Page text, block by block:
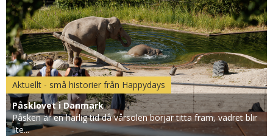
Aktuellt - små historier från Happydays
Påsklovet i Danmark
Påsken är en härlig tid då vårsolen börjar titta fram, vädret blir
lite...